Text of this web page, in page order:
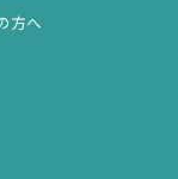
方へ